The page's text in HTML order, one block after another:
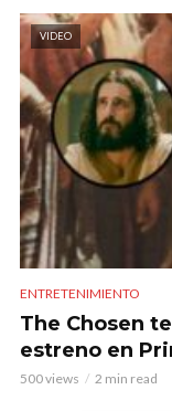
VIDEO
ENTRETENIMIENTO
The Chosen
estreno en
500 views 2 min read